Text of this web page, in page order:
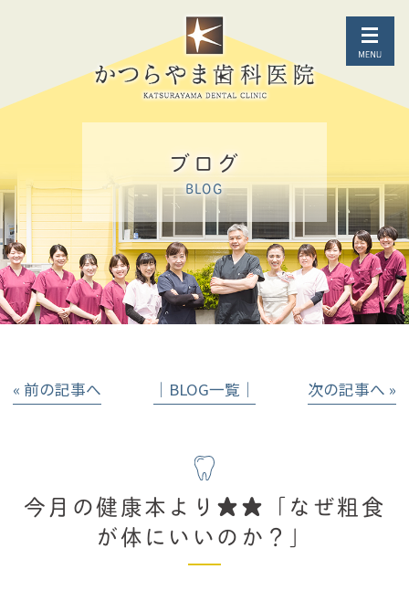
ブログ
BLOG
« 前の記事へ │BLOG一覧│ 次の記事へ »
今月の健康本より★★「なぜ粗食
が体にいいのか？」